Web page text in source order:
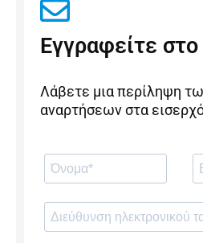
Εγγραφείτε
Λάβετε μια περίληψη
αναρτήσεων στα